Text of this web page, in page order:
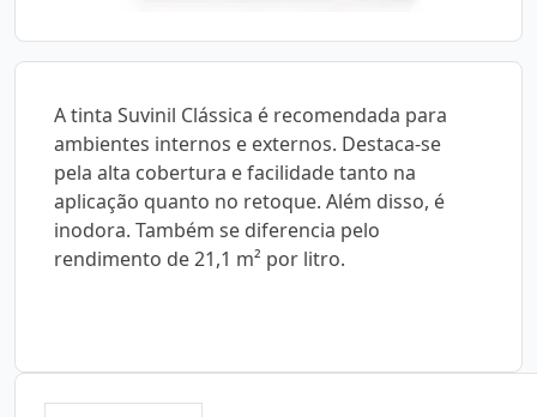
A tinta Suvinil Clássica é recomendada para
ambientes internos e externos. Destaca-se
pela alta cobertura e facilidade tanto na
aplicação quanto no retoque. Além disso, é
inodora. Também se diferencia pelo
rendimento de 21,1 m² por litro.